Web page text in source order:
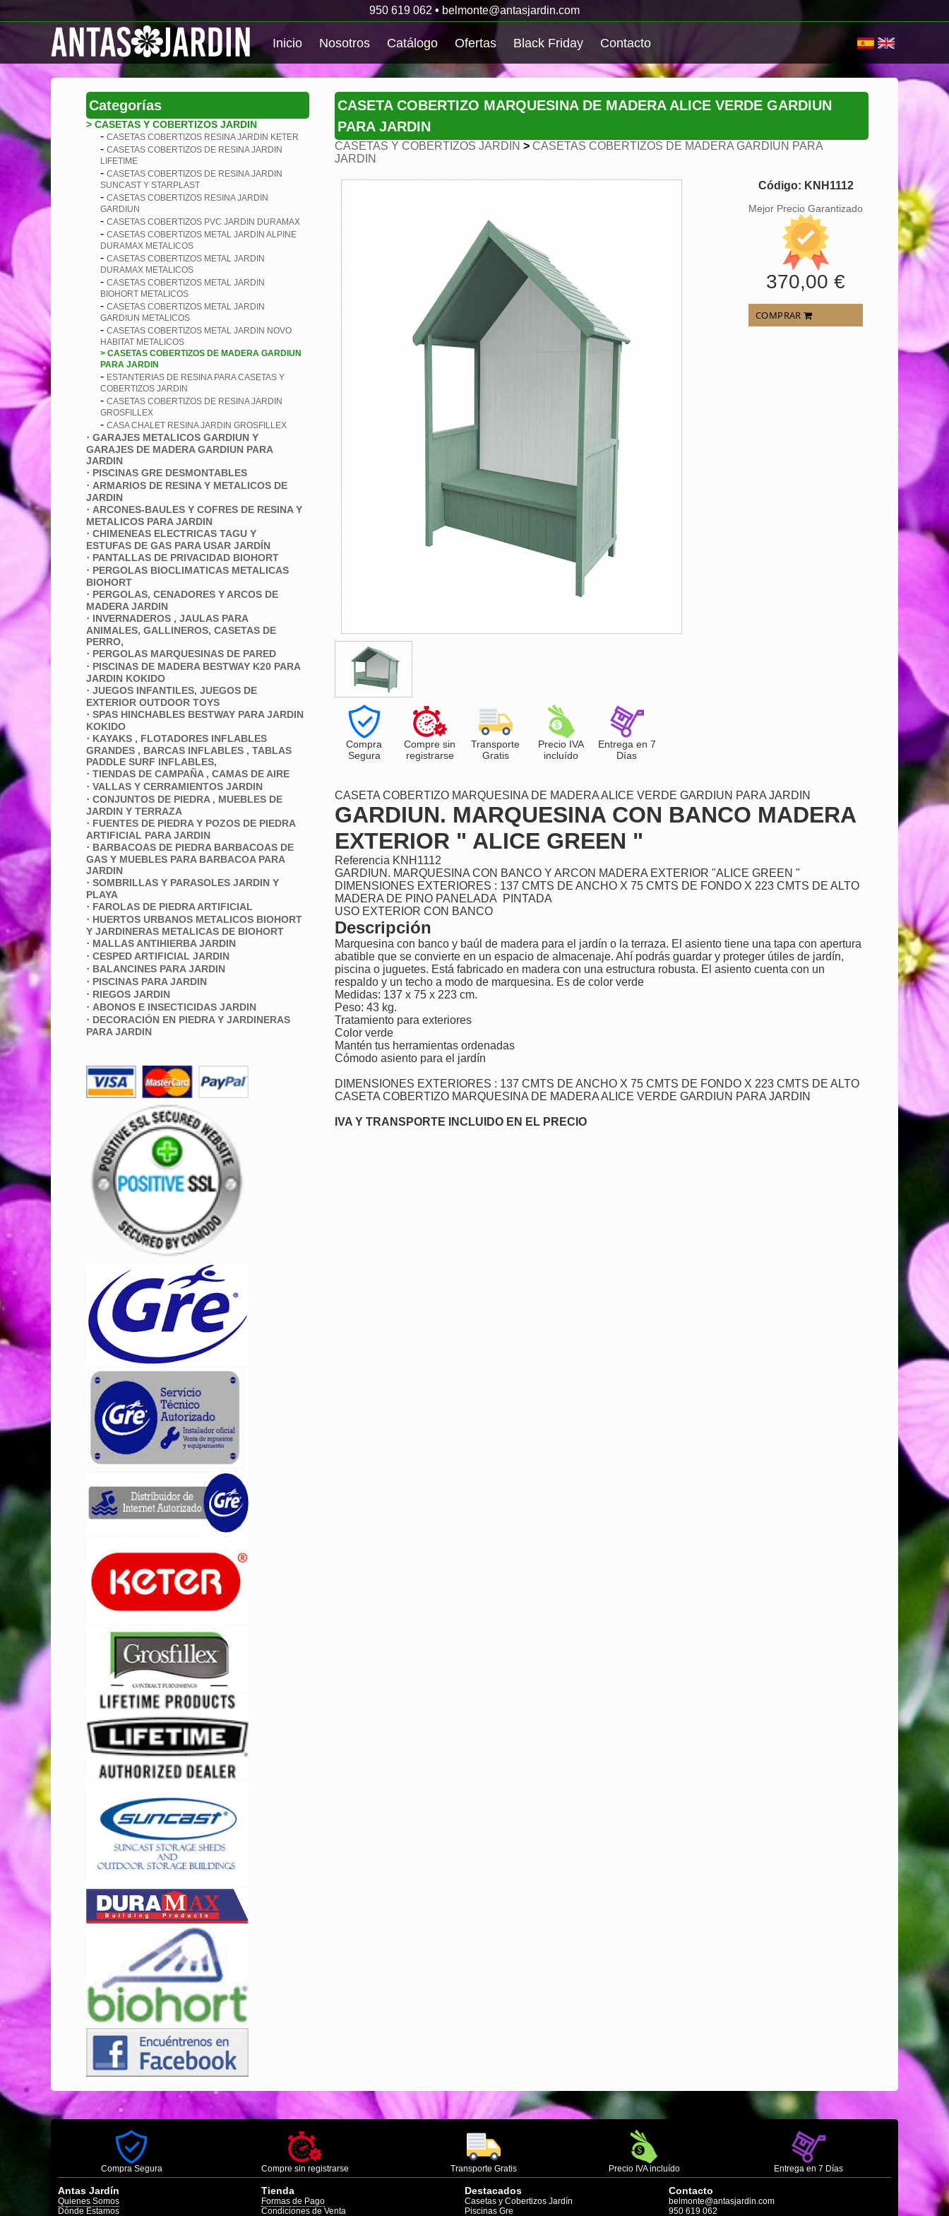
950 619 062 • belmonte@antasjardin.com
Inicio Nosotros Catálogo Ofertas Black Friday Contacto
Categorías
> CASETAS Y COBERTIZOS JARDIN
- CASETAS COBERTIZOS RESINA JARDIN KETER
- CASETAS COBERTIZOS DE RESINA JARDIN
LIFETIME
- CASETAS COBERTIZOS DE RESINA JARDIN
SUNCAST Y STARPLAST
- CASETAS COBERTIZOS RESINA JARDIN
GARDIUN
- CASETAS COBERTIZOS PVC JARDIN DURAMAX
- CASETAS COBERTIZOS METAL JARDIN ALPINE
DURAMAX METALICOS
- CASETAS COBERTIZOS METAL JARDIN
DURAMAX METALICOS
- CASETAS COBERTIZOS METAL JARDIN
BIOHORT METALICOS
- CASETAS COBERTIZOS METAL JARDIN
GARDIUN METALICOS
- CASETAS COBERTIZOS METAL JARDIN NOVO
HABITAT METALICOS
> CASETAS COBERTIZOS DE MADERA GARDIUN
PARA JARDIN
- ESTANTERIAS DE RESINA PARA CASETAS Y
COBERTIZOS JARDIN
- CASETAS COBERTIZOS DE RESINA JARDIN
GROSFILLEX
- CASA CHALET RESINA JARDIN GROSFILLEX
· GARAJES METALICOS GARDIUN Y
GARAJES DE MADERA GARDIUN PARA
JARDIN
· PISCINAS GRE DESMONTABLES
· ARMARIOS DE RESINA Y METALICOS DE
JARDIN
· ARCONES-BAULES Y COFRES DE RESINA Y
METALICOS PARA JARDIN
· CHIMENEAS ELECTRICAS TAGU Y
ESTUFAS DE GAS PARA USAR JARDÍN
· PANTALLAS DE PRIVACIDAD BIOHORT
· PERGOLAS BIOCLIMATICAS METALICAS
BIOHORT
· PERGOLAS, CENADORES Y ARCOS DE
MADERA JARDIN
· INVERNADEROS , JAULAS PARA
ANIMALES, GALLINEROS, CASETAS DE
PERRO,
· PERGOLAS MARQUESINAS DE PARED
· PISCINAS DE MADERA BESTWAY K20 PARA
JARDIN KOKIDO
· JUEGOS INFANTILES, JUEGOS DE
EXTERIOR OUTDOOR TOYS
· SPAS HINCHABLES BESTWAY PARA JARDIN
KOKIDO
· KAYAKS , FLOTADORES INFLABLES
GRANDES , BARCAS INFLABLES , TABLAS
PADDLE SURF INFLABLES,
· TIENDAS DE CAMPAÑA , CAMAS DE AIRE
· VALLAS Y CERRAMIENTOS JARDIN
· CONJUNTOS DE PIEDRA , MUEBLES DE
JARDIN Y TERRAZA
· FUENTES DE PIEDRA Y POZOS DE PIEDRA
ARTIFICIAL PARA JARDIN
· BARBACOAS DE PIEDRA BARBACOAS DE
GAS Y MUEBLES PARA BARBACOA PARA
JARDIN
· SOMBRILLAS Y PARASOLES JARDIN Y
PLAYA
· FAROLAS DE PIEDRA ARTIFICIAL
· HUERTOS URBANOS METALICOS BIOHORT
Y JARDINERAS METALICAS DE BIOHORT
· MALLAS ANTIHIERBA JARDIN
· CESPED ARTIFICIAL JARDIN
· BALANCINES PARA JARDIN
· PISCINAS PARA JARDIN
· RIEGOS JARDIN
· ABONOS E INSECTICIDAS JARDIN
· DECORACIÓN EN PIEDRA Y JARDINERAS
PARA JARDIN
CASETA COBERTIZO MARQUESINA DE MADERA ALICE VERDE GARDIUN
PARA JARDIN
CASETAS Y COBERTIZOS JARDIN > CASETAS COBERTIZOS DE MADERA GARDIUN PARA
JARDIN
Compra
Segura
Compre sin
registrarse
Transporte
Gratis
Precio IVA
incluído
Entrega en 7
Días
Código: KNH1112
Mejor Precio Garantizado
370,00 €
COMPRAR
CASETA COBERTIZO MARQUESINA DE MADERA ALICE VERDE GARDIUN PARA JARDIN
GARDIUN. MARQUESINA CON BANCO MADERA
EXTERIOR " ALICE GREEN "
Referencia KNH1112
GARDIUN. MARQUESINA CON BANCO Y ARCON MADERA EXTERIOR "ALICE GREEN "
DIMENSIONES EXTERIORES : 137 CMTS DE ANCHO X 75 CMTS DE FONDO X 223 CMTS DE ALTO
MADERA DE PINO PANELADA PINTADA
USO EXTERIOR CON BANCO
Descripción
Marquesina con banco y baúl de madera para el jardín o la terraza. El asiento tiene una tapa con apertura
abatible que se convierte en un espacio de almacenaje. Ahí podrás guardar y proteger útiles de jardín,
piscina o juguetes. Está fabricado en madera con una estructura robusta. El asiento cuenta con un
respaldo y un techo a modo de marquesina. Es de color verde
Medidas: 137 x 75 x 223 cm.
Peso: 43 kg.
Tratamiento para exteriores
Color verde
Mantén tus herramientas ordenadas
Cómodo asiento para el jardín
DIMENSIONES EXTERIORES : 137 CMTS DE ANCHO X 75 CMTS DE FONDO X 223 CMTS DE ALTO
CASETA COBERTIZO MARQUESINA DE MADERA ALICE VERDE GARDIUN PARA JARDIN
IVA Y TRANSPORTE INCLUIDO EN EL PRECIO
Compra Segura Compre sin registrarse Transporte Gratis Precio IVA incluído Entrega en 7 Días
Antas Jardín
Quienes Somos
Dónde Estamos
Tienda
Formas de Pago
Condiciones de Venta
Destacados
Casetas y Cobertizos Jardín
Piscinas Gre
Contacto
belmonte@antasjardin.com
950 619 062